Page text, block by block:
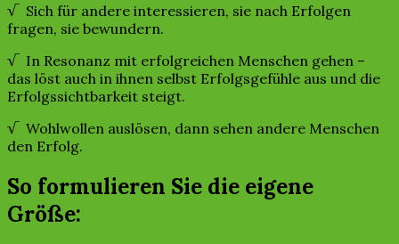
√ Sich für andere interessieren, sie nach Erfolgen
fragen, sie bewundern.
√ In Resonanz mit erfolgreichen Menschen gehen –
das löst auch in ihnen selbst Erfolgsgefühle aus und die
Erfolgssichtbarkeit steigt.
√ Wohlwollen auslösen, dann sehen andere Menschen
den Erfolg.
So formulieren Sie die eigene
Größe: